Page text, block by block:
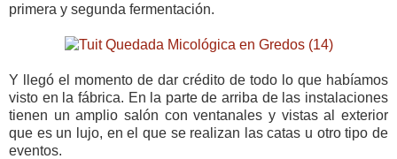
primera y segunda fermentación.
Y llegó el momento de dar crédito de todo lo que habíamos
visto en la fábrica. En la parte de arriba de las instalaciones
tienen un amplio salón con ventanales y vistas al exterior
que es un lujo, en el que se realizan las catas u otro tipo de
eventos.